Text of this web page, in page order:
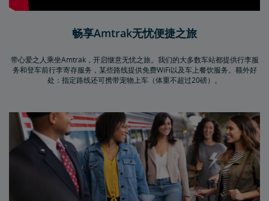
畅享Amtrak无忧便捷之旅
带心爱之人乘坐Amtrak，开启惬意无忧之旅。我们的大多数车站都提供行李服
务和登车前行李寄存服务，某些路线提供免费WiFi以及车上餐饮服务。额外好
处：指定路线还可携带宠物上车（体重不超过20磅）。